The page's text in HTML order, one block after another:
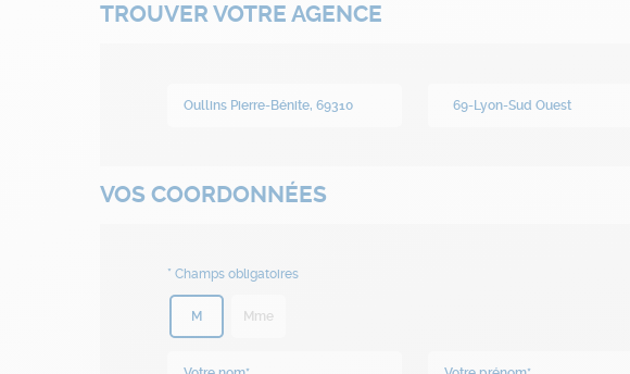
TROUVER VOTRE AGENCE
69-Lyon-Sud Ouest
VOS COORDONNÉES
M Mme